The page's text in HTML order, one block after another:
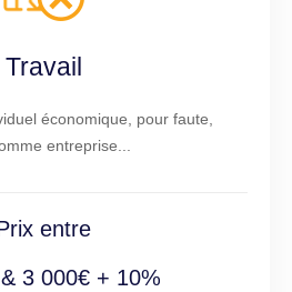
Travail
économique, pour faute,
entreprise...
entre
3 000€ + 10%